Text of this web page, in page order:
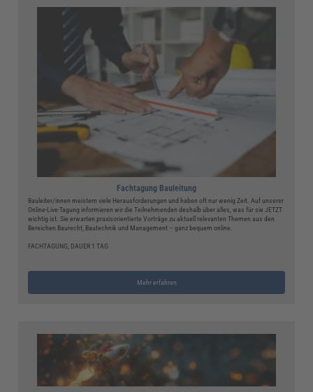
Fachtagung Bauleitung
Bauleiter/innen meistern viele Herausforderungen und haben oft nur wenig Zeit. Auf unserer
Online-Live-Tagung informieren wir die Teilnehmenden deshalb über alles, was für sie JETZT
wichtig ist. Sie erwarten praxisorientierte Vorträge zu aktuell relevanten Themen aus den
Bereichen Baurecht, Bautechnik und Management – ganz bequem online.
FACHTAGUNG, DAUER 1 TAG
Mehr erfahren